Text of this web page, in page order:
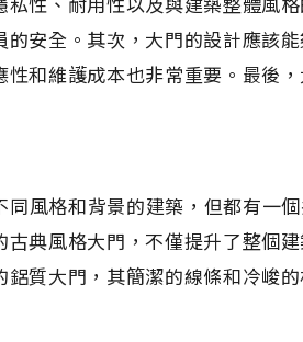
安全。其次，大門的設計應該能
和維護成本也非常重要。最後
同風格和背景的建築，但都有一
典風格大門，不僅提升了整個
質大門，其簡潔的線條和冷峻